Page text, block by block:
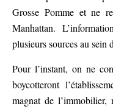
Grosse Pomme et ne
Manhattan.
plusieurs sources au sein
Pour l’instant, on ne
boycotteront
magnat de l’immobilier,